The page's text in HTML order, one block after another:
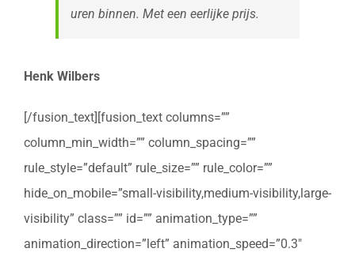
uren binnen. Met een eerlijke prijs.
Henk Wilbers
[/fusion_text][fusion_text columns=””
column_min_width=”” column_spacing=””
rule_style=”default” rule_size=”” rule_color=””
hide_on_mobile=”small-visibility,medium-visibility,large-
visibility” class=”” id=”” animation_type=””
animation_direction=”left” animation_speed=”0.3″